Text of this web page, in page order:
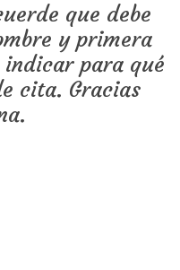
que debe
y primera
para qué
cita. Gracias